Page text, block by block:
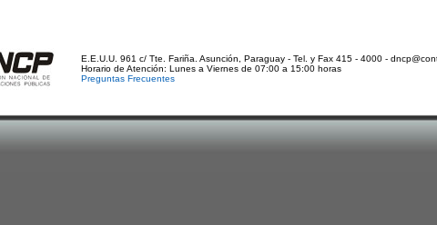
E.E.U.U. 961 c/ Tte. Fariña. Asunción, Paraguay - Tel. y Fax 415 - 4000 -
Horario de Atención: Lunes a Viernes de 07:00 a 15:00 horas
Preguntas Frecuentes